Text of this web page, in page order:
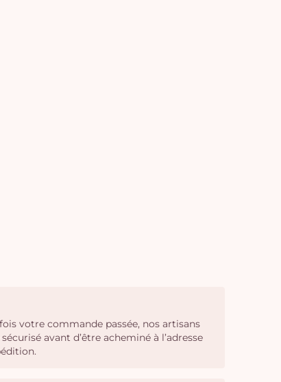
votre commande passée, nos artisans
avant d’être acheminé à l’adresse